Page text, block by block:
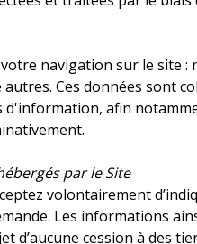
navigation sur le site
Ces données sont
afin
par le Site
volontairement
Les informations
cession à des